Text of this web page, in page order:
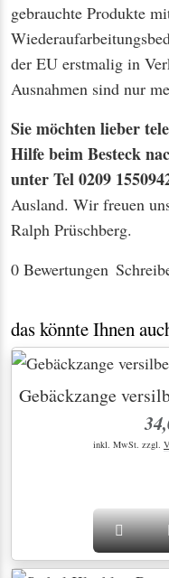
gebrauchte Produkte
der EU erstmalig in
Ausnahmen sind nur
Sie möchten lieber
Hilfe beim Besteck
unter Tel 0209
Ausland. Wir freuen
Ralph Prüschberg.
0 Bewertungen
das könnte Ihnen
Gebäckzange
inkl. MwSt. zzgl.